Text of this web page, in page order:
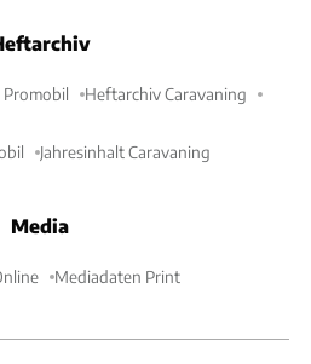
Heftarchiv Caravaning
Jahresinhalt Caravaning
Media
Mediadaten Print